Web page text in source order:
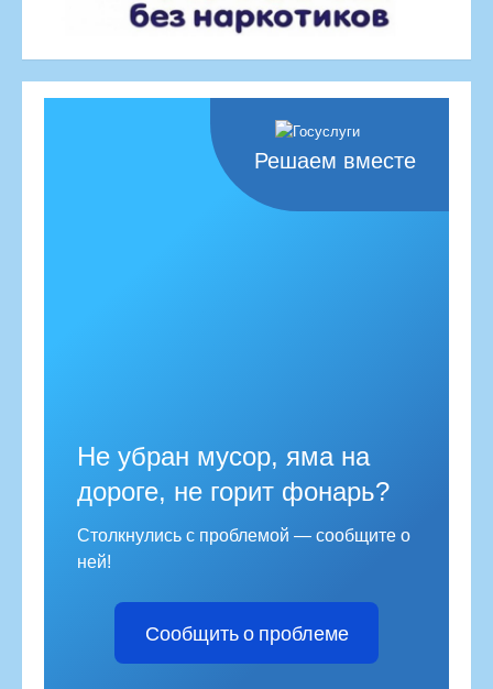
Решаем вместе
Не убран мусор, яма на
дороге, не горит фонарь?
Столкнулись с проблемой — сообщите о
ней!
Сообщить о проблеме